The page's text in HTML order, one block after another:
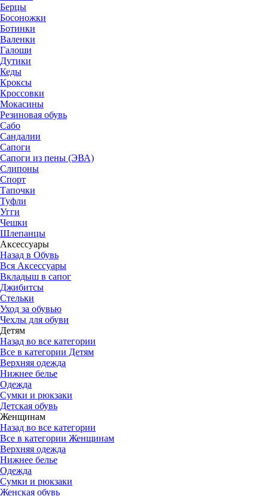
Берцы
Босоножки
Ботинки
Валенки
Галоши
Дутики
Кеды
Кроксы
Кроссовки
Мокасины
Резиновая обувь
Сабо
Сандалии
Сапоги
Сапоги из пены (ЭВА)
Слипоны
Спорт
Тапочки
Туфли
Угги
Чешки
Шлепанцы
Аксессуары
Назад в Обувь
Вся Аксессуары
Вкладыш в сапог
Джибитсы
Стельки
Уход за обувью
Чехлы для обуви
Детям
Назад во все категории
Все в категории Детям
Верхняя одежда
Нижнее белье
Одежда
Сумки и рюкзаки
Детская обувь
Женщинам
Назад во все категории
Все в категории Женщинам
Верхняя одежда
Нижнее белье
Одежда
Сумки и рюкзаки
Женская обувь